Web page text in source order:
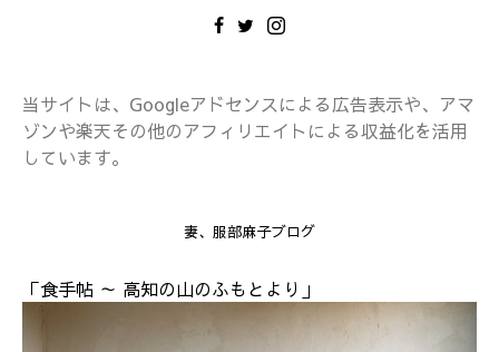
当サイトは、Googleアドセンスによる広告表示や、アマ
ゾンや楽天その他のアフィリエイトによる収益化を活用
しています。
妻、服部麻子ブログ
「食手帖 ～ 高知の山のふもとより」